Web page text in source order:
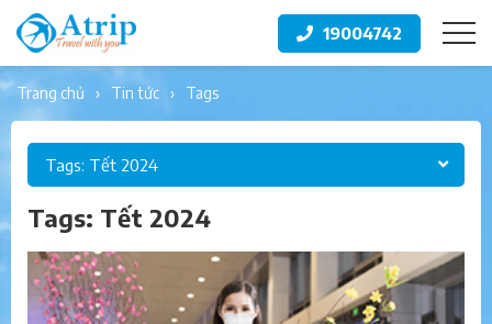
19004742
trang chủ tin tức tags
Tags: Tết 2024
Tags: Tết 2024